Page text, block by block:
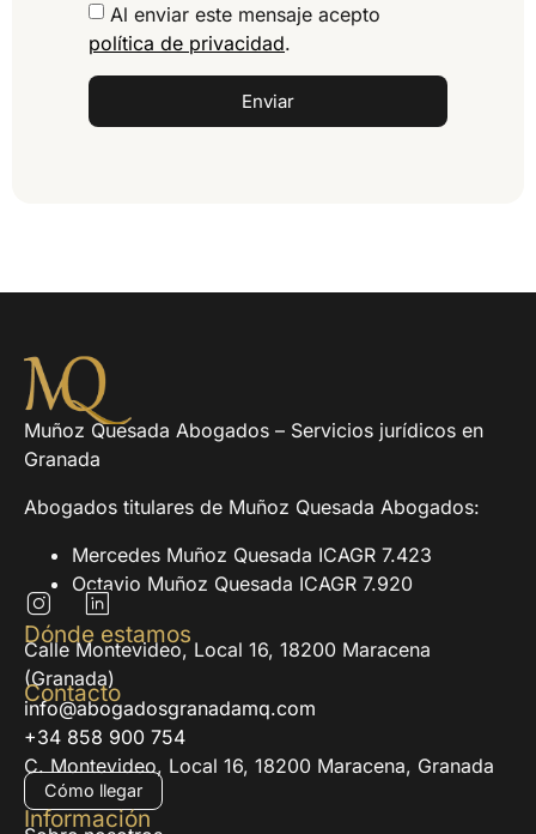
Al enviar este mensaje acepto
política de privacidad.
Enviar
Muñoz Quesada Abogados – Servicios jurídicos en
Granada
Abogados titulares de Muñoz Quesada Abogados:
Mercedes Muñoz Quesada ICAGR 7.423
Octavio Muñoz Quesada ICAGR 7.920
Dónde estamos
Calle Montevideo, Local 16, 18200 Maracena
(Granada)
Contacto
info@abogadosgranadamq.com
+34 858 900 754
C. Montevideo, Local 16, 18200 Maracena, Granada
Cómo llegar
Información